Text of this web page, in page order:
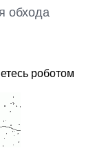
обхода
роботом